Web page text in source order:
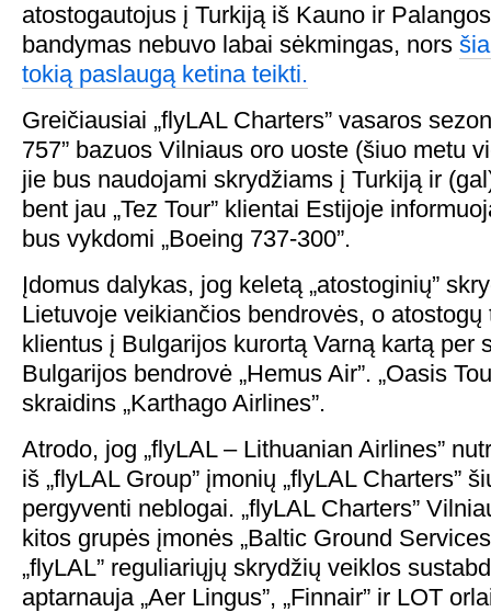
atostogautojus į Turkiją iš Kauno ir
bandymas nebuvo labai sėkmingas, nors
tokią paslaugą ketina teikti.
Greičiausiai „flyLAL Charters” vasaros
757” bazuos Vilniaus oro uoste (šiuo metu
jie bus naudojami skrydžiams į Turkiją ir
bent jau „Tez Tour” klientai Estijoje
bus vykdomi „Boeing 737-300”.
Įdomus dalykas, jog keletą „atostoginių”
Lietuvoje veikiančios bendrovės, o atostogų
klientus į Bulgarijos kurortą Varną kartą per
Bulgarijos bendrovė „Hemus Air”. „Oasis
skraidins „Karthago Airlines”.
Atrodo, jog „flyLAL – Lithuanian Airlines”
iš „flyLAL Group” įmonių „flyLAL Charters”
pergyventi neblogai. „flyLAL Charters”
kitos grupės įmonės „Baltic Ground
„flyLAL” reguliariųjų skrydžių veiklos
aptarnauja „Aer Lingus”, „Finnair” ir LOT